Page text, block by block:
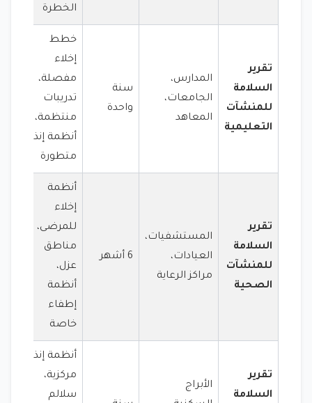
الخطرة
تقرير
السلامة
للمنشآت
التعليمية
المدارس،
الجامعات،
المعاهد
سنة
واحدة
خطط
إخلاء
مفصلة،
تدريبات
منتظمة،
أنظمة إنذار
متطورة
تقرير
السلامة
للمنشآت
الصحية
المستشفيات،
العيادات،
مراكز الرعاية
6 أشهر
أنظمة
إخلاء
للمرضى،
مناطق
عزل،
أنظمة
إطفاء
خاصة
تقرير
السلامة
الأبراج
أنظمة إنذار
مركزية،
سلالم